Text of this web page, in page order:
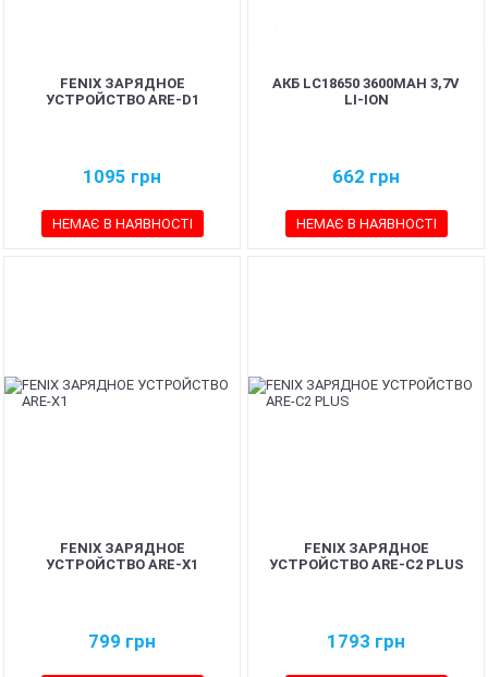
FENIX ЗАРЯДНОЕ
УСТРОЙСТВО ARE-D1
1095 грн
НЕМАЄ В НАЯВНОСТІ
АКБ LC18650 3600MAH 3,7V
LI-ION
662 грн
НЕМАЄ В НАЯВНОСТІ
FENIX ЗАРЯДНОЕ
УСТРОЙСТВО ARE-X1
799 грн
FENIX ЗАРЯДНОЕ
УСТРОЙСТВО ARE-C2 PLUS
1793 грн